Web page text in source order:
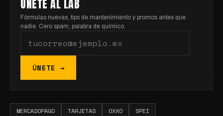
ÚNETE AL LAB
Fórmulas nuevas, tips de mantenimiento y promos antes que
nadie. Cero spam, palabra de químico.
ÚNETE →
MERCADOPAGO TARJETAS OXXO SPEI